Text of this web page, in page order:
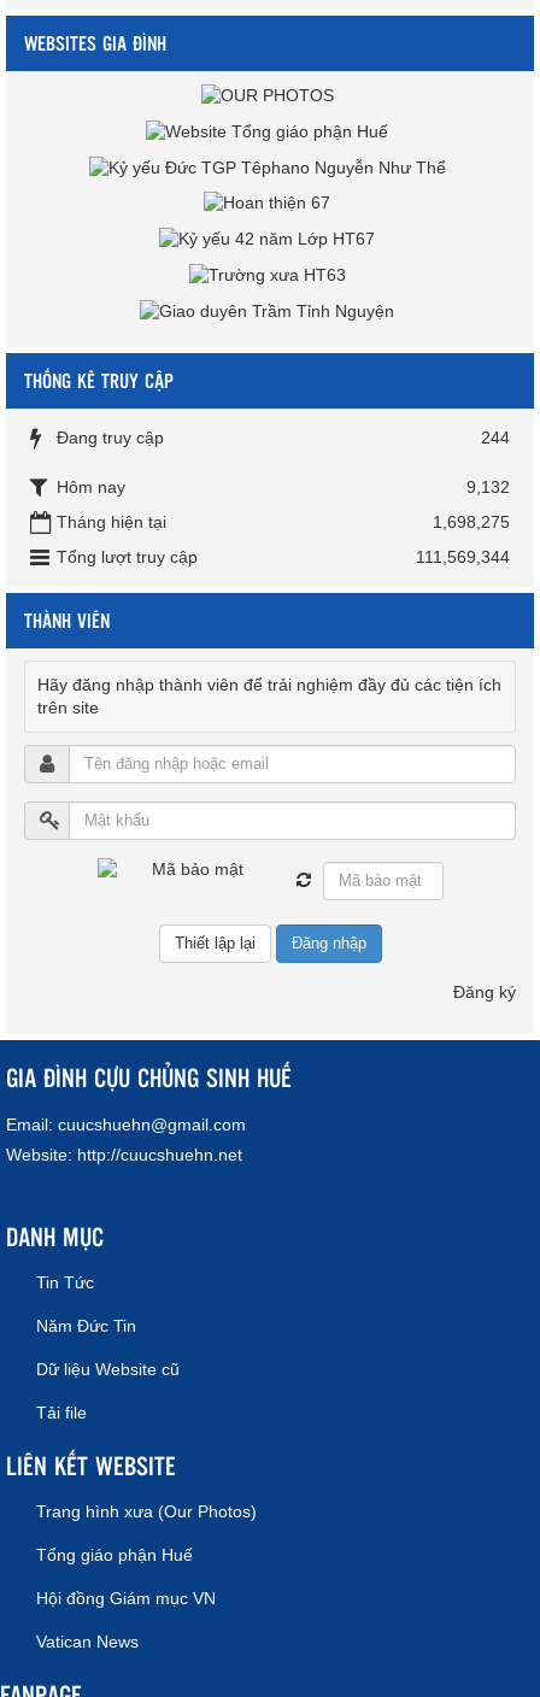
WEBSITES GIA ĐÌNH
THỐNG KÊ TRUY CẬP
Đang truy cập 244
Hôm nay
9,132
Tháng hiện tại
1,698,275
Tổng lượt truy cập
111,569,344
THÀNH VIÊN
Hãy đăng nhập thành viên để trải nghiệm đầy đủ các tiện ích
trên site
Đăng nhập
Đăng ký
GIA ĐÌNH CỰU CHỦNG SINH HUẾ
Email: cuucshuehn@gmail.com
Website: http://cuucshuehn.net
DANH MỤC
Tin Tức
Năm Đức Tin
Dữ liệu Website cũ
Tải file
LIÊN KẾT WEBSITE
Trang hình xưa (Our Photos)
Tổng giáo phận Huế
Hội đồng Giám mục VN
Vatican News